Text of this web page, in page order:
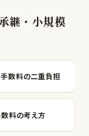
継・小規模
数料の二重負担
料の考え方